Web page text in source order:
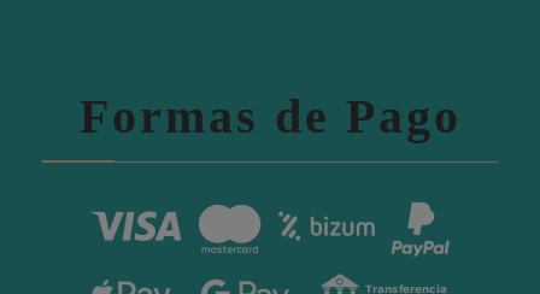
Formas de Pago